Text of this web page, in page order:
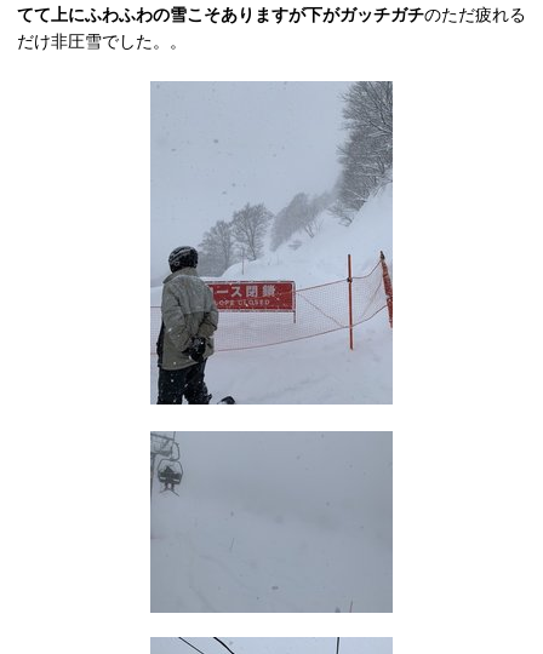
てて上にふわふわの雪こそありますが下がガッチガチのただ疲れる
だけ非圧雪でした。。